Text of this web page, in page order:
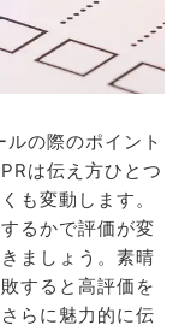
の際のポイント
は伝え方ひとつ
も変動します。
るかで評価が変
ましょう。素晴
すると高評価を
らに魅力的に伝